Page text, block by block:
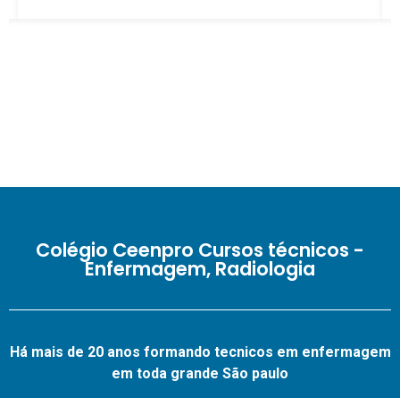
Colégio Ceenpro Cursos técnicos -
Enfermagem, Radiologia
Há mais de 20 anos formando tecnicos em enfermagem
em toda grande São paulo